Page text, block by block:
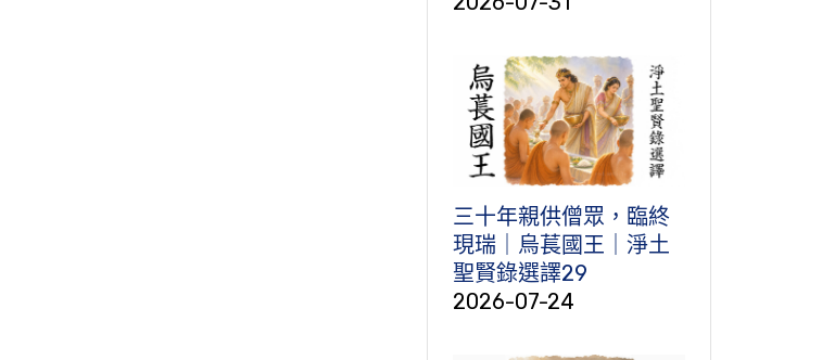
三十年親供僧眾，臨終
現瑞｜烏萇國王｜淨土
聖賢錄選譯29
2026-07-24